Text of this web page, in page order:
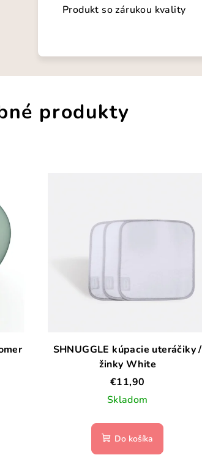
Produkt so zárukou kvality
produkty
SHNUGGLE kúpacie uteráčiky /
žinky White
€11,90
Skladom
Do košíka